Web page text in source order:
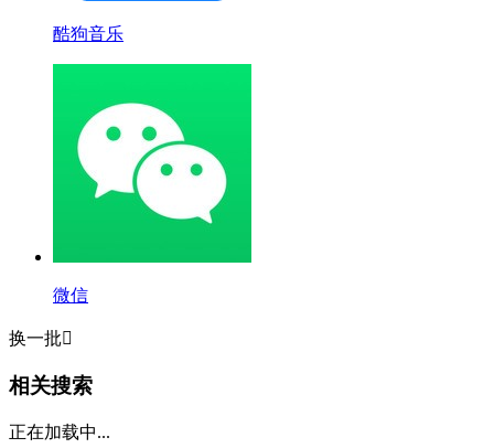
酷狗音乐
微信
换一批
相关搜索
正在加载中...